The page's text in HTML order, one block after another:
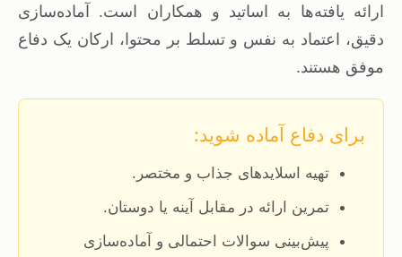
ارائه یافته‌ها به اساتید و همکاران است. آماده‌سازی
دقیق، اعتماد به نفس و تسلط بر محتوا، ارکان یک دفاع
موفق هستند.
برای دفاع آماده شوید:
تهیه اسلایدهای جذاب و مختصر.
تمرین ارائه در مقابل آینه یا دوستان.
پیش‌بینی سوالات احتمالی و آماده‌سازی